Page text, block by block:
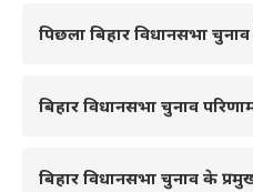
पिछला बिहार विधानसभा चुनाव
बिहार विधानसभा चुनाव
बिहार विधानसभा चुनाव के